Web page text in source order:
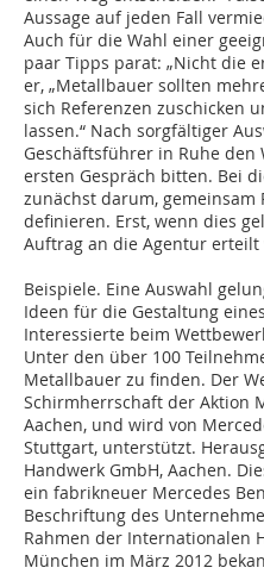
Aussage auf jeden Fall
Auch für die Wahl einer
paar Tipps parat: „Nicht die
er, „Metallbauer sollten
sich Referenzen zuschicken
lassen.“ Nach sorgfältiger
Geschäftsführer in Ruhe den
ersten Gespräch bitten. Bei
zunächst darum,
definieren. Erst, wenn dies
Auftrag an die Agentur erteilt
Beispiele. Eine Auswahl
Ideen für die Gestaltung
Interessierte beim
Unter den über 100
Metallbauer zu finden. Der
Schirmherrschaft der Aktion
Aachen, und wird von
Stuttgart, unterstützt.
Handwerk GmbH, Aachen.
ein fabrikneuer Mercedes
Beschriftung des
Rahmen der Internationalen
München im März 2012